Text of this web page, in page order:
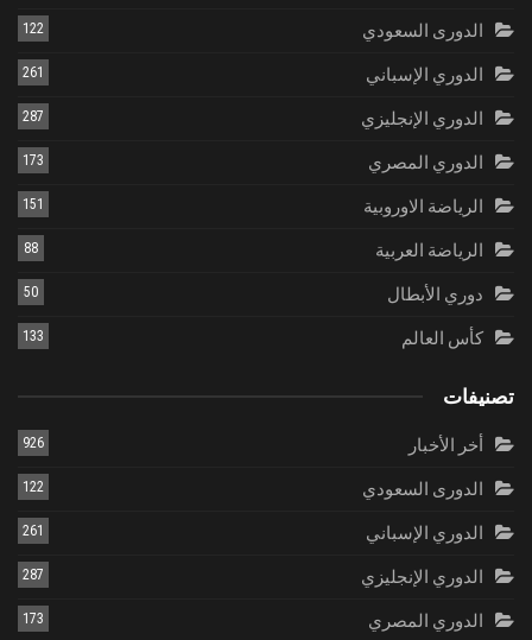
الدورى السعودي 122
الدوري الإسباني 261
الدوري الإنجليزي 287
الدوري المصري 173
الرياضة الاوروبية 151
الرياضة العربية 88
دوري الأبطال 50
كأس العالم 133
تصنيفات
أخر الأخبار 926
الدورى السعودي 122
الدوري الإسباني 261
الدوري الإنجليزي 287
الدوري المصري 173